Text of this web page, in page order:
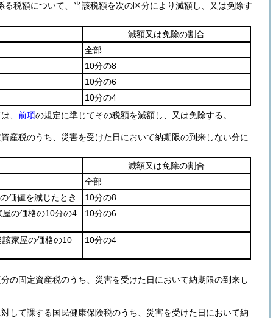
税額について、当該税額を次の区分により減額し、又は免除す
減額又は免除の割合
全部
10分の8
10分の6
10分の4
、 前項の規定に準じてその税額を減額し、又は免除する。
産税のうち、災害を受けた日において納期限の到来しない分に
減額又は免除の割合
全部
価値を減じたとき
10分の8
の価格の10分の4
10分の6
家屋の価格の10
10分の4
の固定資産税のうち、災害を受けた日において納期限の到来し
して課する国民健康保険税のうち、災害を受けた日において納